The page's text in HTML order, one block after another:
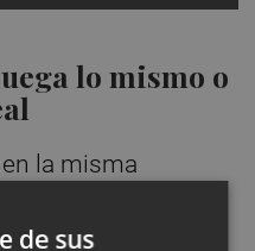
lo mismo o
la misma
real, pero la
que ganaron el
de sus